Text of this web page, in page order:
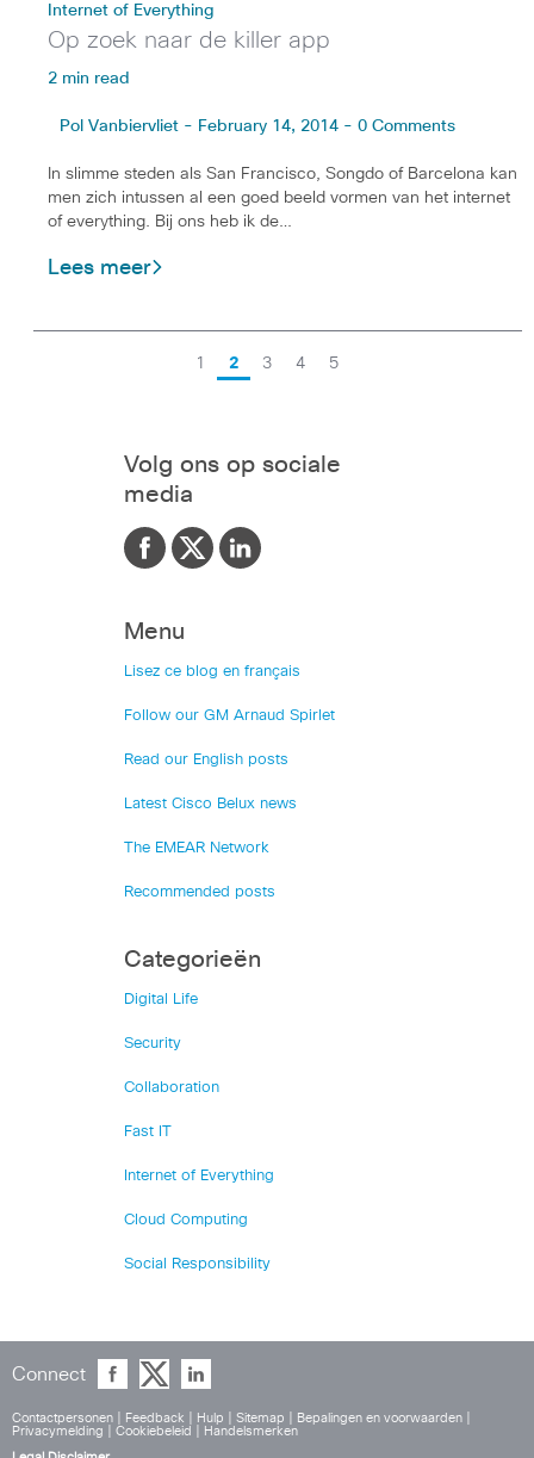
Internet of Everything
Op zoek naar de killer app
2 min read
Pol Vanbiervliet - February 14, 2014 - 0 Comments
In slimme steden als San Francisco, Songdo of Barcelona kan
men zich intussen al een goed beeld vormen van het internet
of everything. Bij ons heb ik de…
Lees meer
1 2 3 4 5
Volg ons op sociale
media
Menu
Lisez ce blog en français
Follow our GM Arnaud Spirlet
Read our English posts
Latest Cisco Belux news
The EMEAR Network
Recommended posts
Categorieën
Digital Life
Security
Collaboration
Fast IT
Internet of Everything
Cloud Computing
Social Responsibility
Connect
Contactpersonen Feedback Hulp Sitemap Bepalingen en voorwaarden
Privacymelding
Cookiebeleid
Handelsmerken